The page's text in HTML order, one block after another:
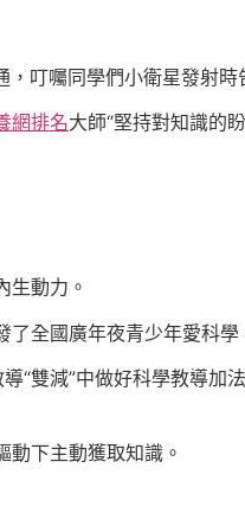
叮囑同學們小衛星發射時
網排名大師“堅持對知識的
生動力。
全國廣年夜青少年愛科學
“雙減”中做好科學教導加
下主動獲取知識。